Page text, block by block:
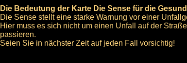
Die Bedeutung der Karte Die Sense für die
Die Sense stellt eine starke Warnung vor einer
Hier muss es sich nicht um einen Unfall auf der
passieren.
Seien Sie in nächster Zeit auf jeden Fall vorsichtig!